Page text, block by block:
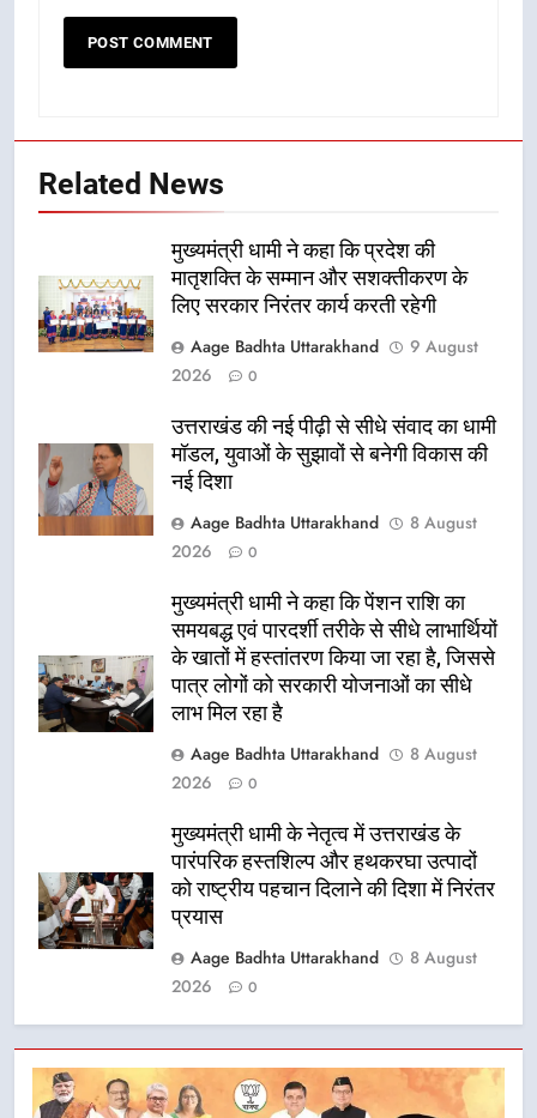
Related News
मुख्यमंत्री धामी ने कहा कि प्रदेश की
मातृशक्ति के सम्मान और सशक्तीकरण के
लिए सरकार निरंतर कार्य करती रहेगी
Aage Badhta Uttarakhand
9 August
2026
0
उत्तराखंड की नई पीढ़ी से सीधे संवाद का धामी
मॉडल, युवाओं के सुझावों से बनेगी विकास की
नई दिशा
Aage Badhta Uttarakhand
8 August
2026
0
मुख्यमंत्री धामी ने कहा कि पेंशन राशि का
समयबद्ध एवं पारदर्शी तरीके से सीधे लाभार्थियों
के खातों में हस्तांतरण किया जा रहा है, जिससे
पात्र लोगों को सरकारी योजनाओं का सीधे
लाभ मिल रहा है
Aage Badhta Uttarakhand
8 August
2026
0
मुख्यमंत्री धामी के नेतृत्व में उत्तराखंड के
पारंपरिक हस्तशिल्प और हथकरघा उत्पादों
को राष्ट्रीय पहचान दिलाने की दिशा में निरंतर
प्रयास
Aage Badhta Uttarakhand
8 August
2026
0